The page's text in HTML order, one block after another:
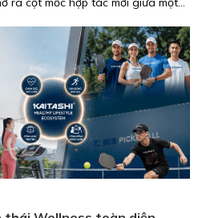
uy tín tại Việt Nam.